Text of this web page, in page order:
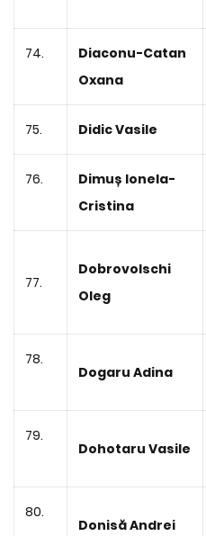
74.
Diaconu-Catan
Oxana
75. Didic Vasile
76.
Dimuș Ionela-
Cristina
77.
Dobrovolschi
Oleg
78.
Dogaru Adina
79.
Dohotaru Vasile
80.
Donisă Andrei